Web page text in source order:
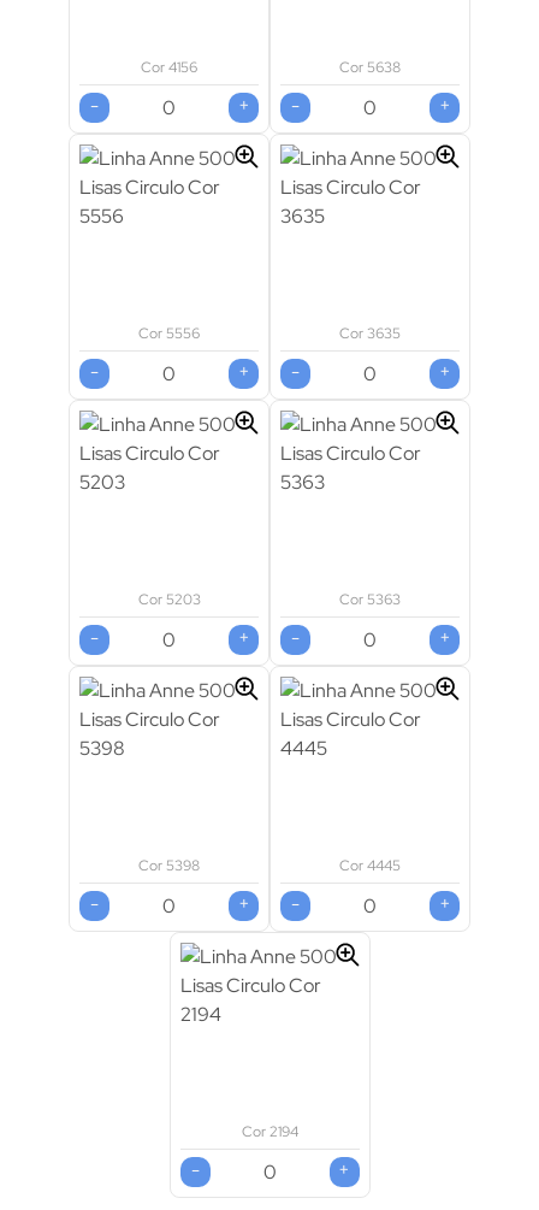
Cor 4156
- +
Cor 5638
- +
Cor 5556
- +
Cor 3635
- +
Cor 5203
- +
Cor 5363
- +
Cor 5398
- +
Cor 4445
- +
Cor 2194
- +